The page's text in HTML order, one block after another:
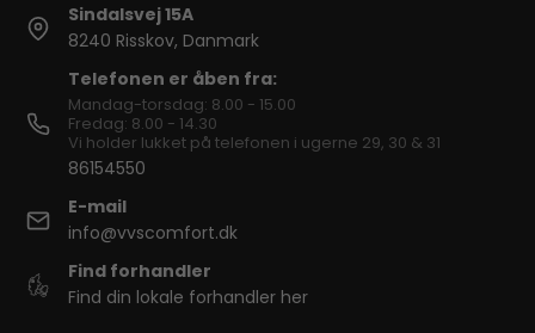
Sindalsvej 15A
8240 Risskov, Danmark
Telefonen er åben fra:
Mandag-torsdag: 8.00 - 15.00
Fredag: 8.00 - 14.30
Vi holder lukket på telefonen i ugerne 29, 30 & 31
86154550
E-mail
info@vvscomfort.dk
Find forhandler
Find din lokale forhandler her